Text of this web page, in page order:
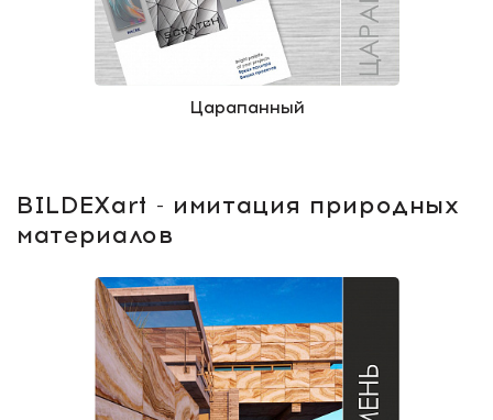
Царапанный
BILDEXart - имитация природных
материалов